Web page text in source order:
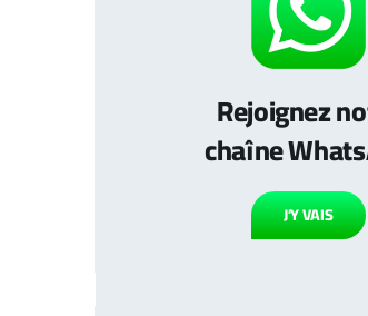
Rejoignez
chaîne
J’Y VAIS